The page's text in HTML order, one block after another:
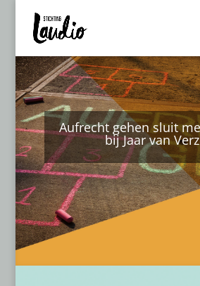
Aufrecht gehen sluit
bij Jaar van